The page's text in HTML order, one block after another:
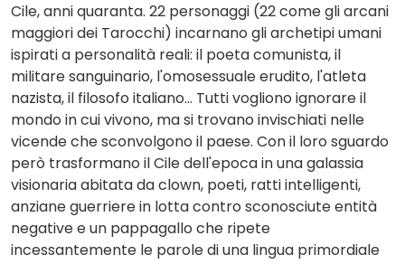
Cile, anni quaranta. 22 personaggi (22 come gli arcani
maggiori dei Tarocchi) incarnano gli archetipi umani
ispirati a personalità reali: il poeta comunista, il
militare sanguinario, l'omosessuale erudito, l'atleta
nazista, il filosofo italiano... Tutti vogliono ignorare il
mondo in cui vivono, ma si trovano invischiati nelle
vicende che sconvolgono il paese. Con il loro sguardo
però trasformano il Cile dell'epoca in una galassia
visionaria abitata da clown, poeti, ratti intelligenti,
anziane guerriere in lotta contro sconosciute entità
negative e un pappagallo che ripete
incessantemente le parole di una lingua primordiale